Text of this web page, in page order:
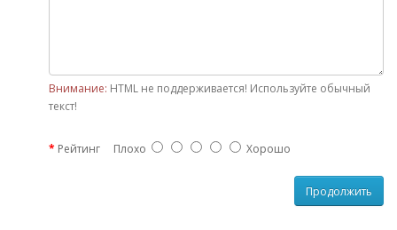
Внимание: HTML не поддерживается! Используйте обычный
текст!
Рейтинг Плохо Хорошо
Продолжить